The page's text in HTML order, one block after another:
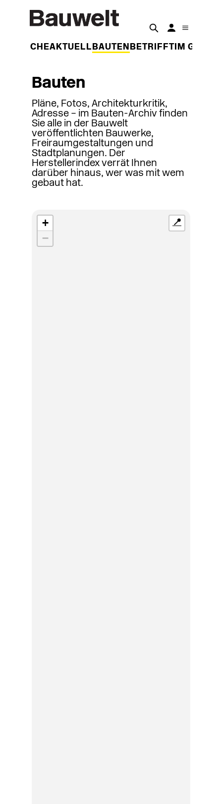
WOCHEAKTUELL BAUTEN BETRIFFT IM
Bauten
Pläne, Fotos, Architekturkritik,
Adresse – im Bauten-Archiv finden
Sie alle in der Bauwelt
veröffentlichten Bauwerke,
Freiraumgestaltungen und
Stadtplanungen. Der
Herstellerindex verrät Ihnen
darüber hinaus, wer was mit wem
gebaut hat.
+
−
📍